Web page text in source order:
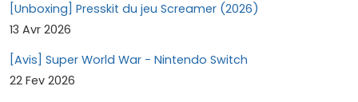
[Unboxing] Presskit du jeu Screamer (2026)
13 Avr 2026
[Avis] Super World War - Nintendo Switch
22 Fev 2026